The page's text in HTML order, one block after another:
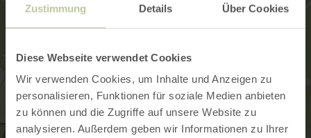
Zustimmung Details Über Cookies
Diese Webseite verwendet Cookies
Wir verwenden Cookies, um Inhalte und Anzeigen zu
personalisieren, Funktionen für soziale Medien anbieten
zu können und die Zugriffe auf unsere Website zu
analysieren. Außerdem geben wir Informationen zu Ihrer